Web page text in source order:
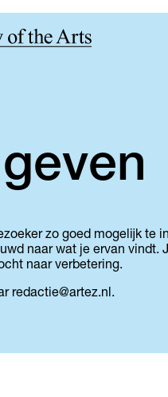
zo goed mogelijk te
naar wat je ervan vindt.
naar verbetering.
redactie@artez.nl.